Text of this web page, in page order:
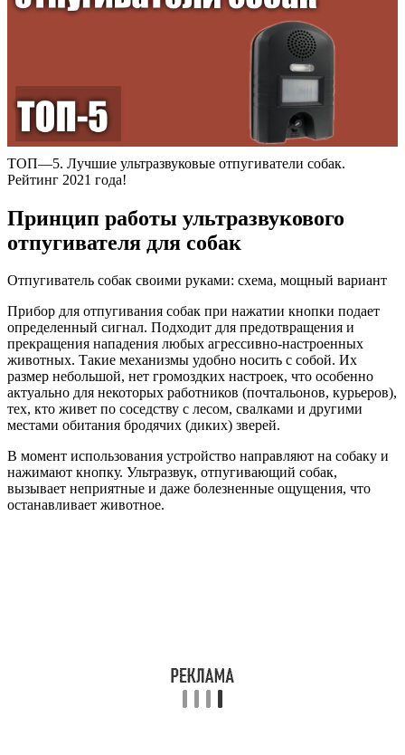
ТОП—5. Лучшие ультразвуковые отпугиватели собак.
Рейтинг 2021 года!
Принцип работы ультразвукового
отпугивателя для собак
Отпугиватель собак своими руками: схема, мощный вариант
Прибор для отпугивания собак при нажатии кнопки подает
определенный сигнал. Подходит для предотвращения и
прекращения нападения любых агрессивно-настроенных
животных. Такие механизмы удобно носить с собой. Их
размер небольшой, нет громоздких настроек, что особенно
актуально для некоторых работников (почтальонов, курьеров),
тех, кто живет по соседству с лесом, свалками и другими
местами обитания бродячих (диких) зверей.
В момент использования устройство направляют на собаку и
нажимают кнопку. Ультразвук, отпугивающий собак,
вызывает неприятные и даже болезненные ощущения, что
останавливает животное.